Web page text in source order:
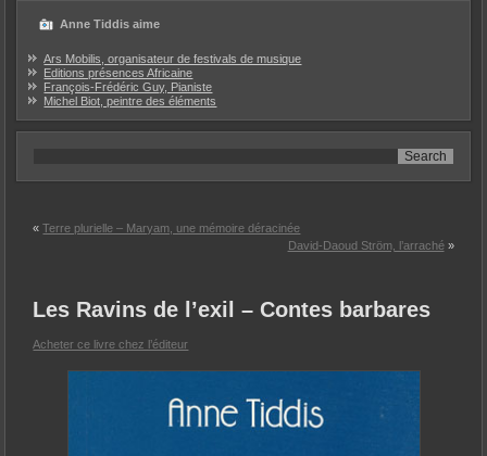
Anne Tiddis aime
Ars Mobilis, organisateur de festivals de musique
Editions présences Africaine
François-Frédéric Guy, Pianiste
Michel Biot, peintre des éléments
«Terre plurielle – Maryam, une mémoire déracinée
David-Daoud Ström, l’arraché»
Les Ravins de l’exil – Contes barbares
Acheter ce livre chez l’éditeur